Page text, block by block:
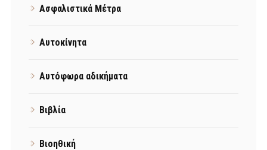
Ασφαλιστικά Μέτρα
Αυτοκίνητα
Αυτόφωρα αδικήματα
Βιβλία
Βιοηθική